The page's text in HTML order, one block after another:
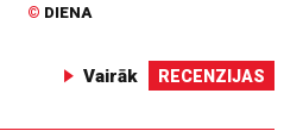
© DIENA
Vairāk RECENZIJAS